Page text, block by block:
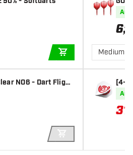
IN DEN
NO6 - Dart Flight
IN DEN
Auf
6,95
Medium
[4-
(10
Auf
31